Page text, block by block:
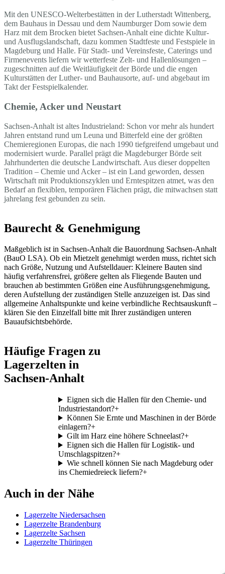
Mit den UNESCO-Welterbestätten in der Lutherstadt Wittenberg,
dem Bauhaus in Dessau und dem Naumburger Dom sowie dem
Harz mit dem Brocken bietet Sachsen-Anhalt eine dichte Kultur-
und Ausflugslandschaft, dazu kommen Stadtfeste und Festspiele in
Magdeburg und Halle. Für Stadt- und Vereinsfeste, Caterings und
Firmenevents liefern wir wetterfeste Zelt- und Hallenlösungen –
zugeschnitten auf die Weitläufigkeit der Börde und die engen
Kulturstätten der Luther- und Bauhausorte, auf- und abgebaut im
Takt der Festspielkalender.
Chemie, Acker und Neustart
Sachsen-Anhalt ist altes Industrieland: Schon vor mehr als hundert
Jahren entstand rund um Leuna und Bitterfeld eine der größten
Chemieregionen Europas, die nach 1990 tiefgreifend umgebaut und
modernisiert wurde. Parallel prägt die Magdeburger Börde seit
Jahrhunderten die deutsche Landwirtschaft. Aus dieser doppelten
Tradition – Chemie und Acker – ist ein Land geworden, dessen
Wirtschaft mit Produktionszyklen und Erntespitzen atmet, was den
Bedarf an flexiblen, temporären Flächen prägt, die mitwachsen statt
jahrelang fest gebunden zu sein.
Baurecht & Genehmigung
Maßgeblich ist in Sachsen-Anhalt die Bauordnung Sachsen-Anhalt
(BauO LSA). Ob ein Mietzelt genehmigt werden muss, richtet sich
nach Größe, Nutzung und Aufstelldauer: Kleinere Bauten sind
häufig verfahrensfrei, größere gelten als Fliegende Bauten und
brauchen ab bestimmten Größen eine Ausführungsgenehmigung,
deren Aufstellung der zuständigen Stelle anzuzeigen ist. Das sind
allgemeine Anhaltspunkte und keine verbindliche Rechtsauskunft –
klären Sie den Einzelfall bitte mit Ihrer zuständigen unteren
Bauaufsichtsbehörde.
Häufige Fragen zu
Lagerzelten in
Sachsen-Anhalt
Eignen sich die Hallen für den Chemie- und
Industriestandort?+
Können Sie Ernte und Maschinen in der Börde
einlagern?+
Gilt im Harz eine höhere Schneelast?+
Eignen sich die Hallen für Logistik- und
Umschlagspitzen?+
Wie schnell können Sie nach Magdeburg oder
ins Chemiedreieck liefern?+
Auch in der Nähe
Lagerzelte Niedersachsen
Lagerzelte Brandenburg
Lagerzelte Sachsen
Lagerzelte Thüringen